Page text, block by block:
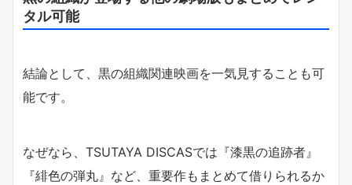
タル可能
結論として、黒の組織関連映画を一気見することも可
能です。
なぜなら、TSUTAYA DISCASでは『漆黒の追跡者』
『緋色の弾丸』など、重要作もまとめて借りられるか